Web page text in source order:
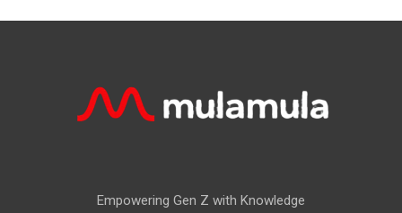
Empowering Gen Z with Knowledge